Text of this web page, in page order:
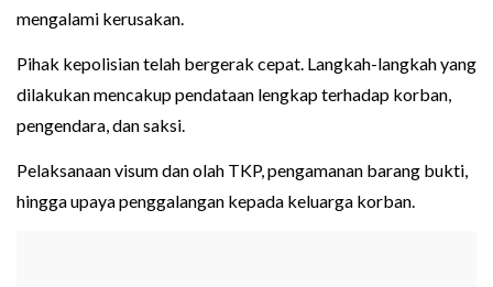
mengalami kerusakan.
Pihak kepolisian telah bergerak cepat. Langkah-langkah yang
dilakukan mencakup pendataan lengkap terhadap korban,
pengendara, dan saksi.
Pelaksanaan visum dan olah TKP, pengamanan barang bukti,
hingga upaya penggalangan kepada keluarga korban.